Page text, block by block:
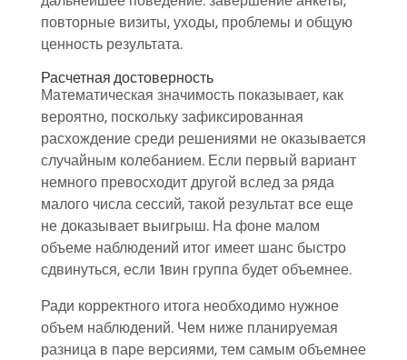
повторные визиты, уходы, проблемы и общую
ценность результата.
Расчетная достоверность
Математическая значимость показывает, как
вероятно, поскольку зафиксированная
расхождение среди решениями не оказывается
случайным колебанием. Если первый вариант
немного превосходит другой вслед за ряда
малого числа сессий, такой результат все еще
не доказывает выигрыш. На фоне малом
объеме наблюдений итог имеет шанс быстро
сдвинуться, если 1вин группа будет объемнее.
Ради корректного итога необходимо нужное
объем наблюдений. Чем ниже планируемая
разница в паре версиями, тем самым объемнее